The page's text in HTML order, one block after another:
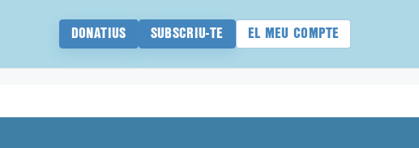
DONATIUS SUBSCRIU-TE EL MEU COMPTE